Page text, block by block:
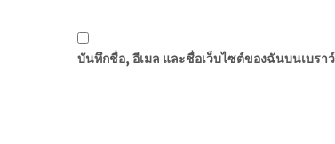
บันทึกชื่อ, อีเมล และชื่อเว็บไซต์ของฉันบนเบรา